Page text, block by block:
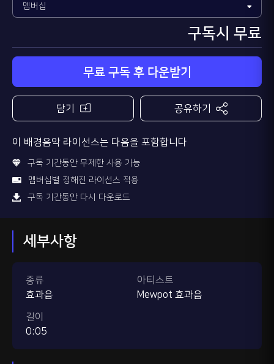
구독시 무료
무료 구독 후 다운받기
담기 공유하기
이 배경음악 라이선스는 다음을 포함합니다
구독 기간동안 무제한 사용 가능
멤버십별 정해진 라이선스 적용
구독 기간동안 다시 다운로드
세부사항
종류
효과음
길이
0:05
아티스트
Mewpot 효과음